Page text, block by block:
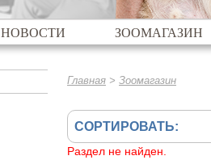
НОВОСТИ ЗООМАГАЗИН
Главная> Зоомагазин
СОРТИРОВАТЬ:
Раздел не найден.